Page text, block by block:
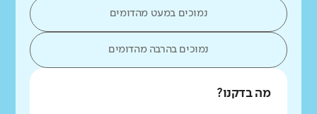
נמוכים במעט מהדומים
נמוכים בהרבה מהדומים
מה בדקנו?